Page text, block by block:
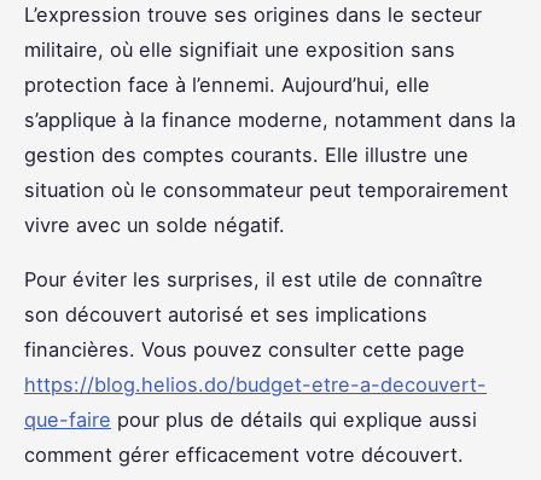
L’expression trouve ses origines dans le secteur
militaire, où elle signifiait une exposition sans
protection face à l’ennemi. Aujourd’hui, elle
s’applique à la finance moderne, notamment dans la
gestion des comptes courants. Elle illustre une
situation où le consommateur peut temporairement
vivre avec un solde négatif.
Pour éviter les surprises, il est utile de connaître
son découvert autorisé et ses implications
financières. Vous pouvez consulter cette page
https://blog.helios.do/budget-etre-a-decouvert-
que-faire pour plus de détails qui explique aussi
comment gérer efficacement votre découvert.